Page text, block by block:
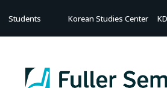
Students Korean Studies Center